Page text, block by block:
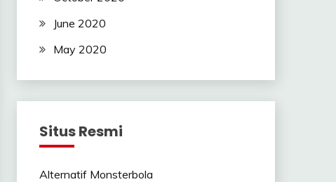
June 2020
May 2020
Situs Resmi
Alternatif Monsterbola